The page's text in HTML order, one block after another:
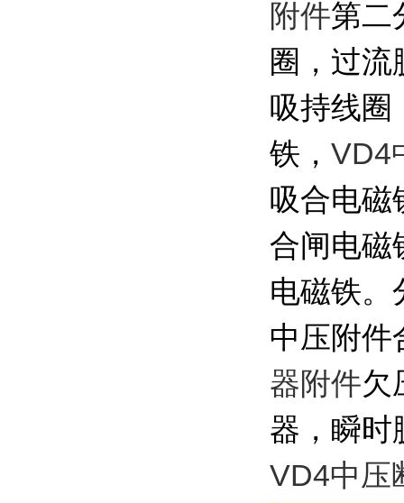
附件第二
圈，过
吸持线圈
铁， VD4
吸合电磁
合闸电磁
电磁铁。
中压附件
器附件欠
器，瞬时
VD4中压